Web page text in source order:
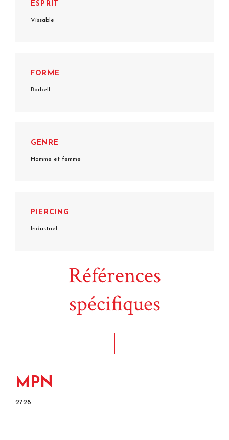
ESPRIT
Vissable
FORME
Barbell
GENRE
Homme et femme
PIERCING
Industriel
Références
spécifiques
MPN
2728